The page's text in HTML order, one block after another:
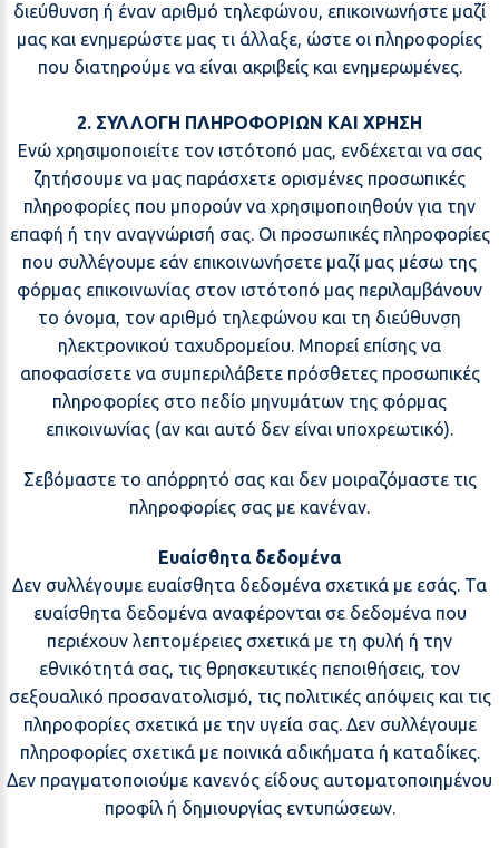
διεύθυνση ή έναν αριθμό τηλεφώνου, επικοινωνήστε μαζί
μας και ενημερώστε μας τι άλλαξε, ώστε οι πληροφορίες
που διατηρούμε να είναι ακριβείς και ενημερωμένες.
2. ΣΥΛΛΟΓΗ ΠΛΗΡΟΦΟΡΙΩΝ ΚΑΙ ΧΡΗΣΗ
Ενώ χρησιμοποιείτε τον ιστότοπό μας, ενδέχεται να σας
ζητήσουμε να μας παράσχετε ορισμένες προσωπικές
πληροφορίες που μπορούν να χρησιμοποιηθούν για την
επαφή ή την αναγνώρισή σας. Οι προσωπικές πληροφορίες
που συλλέγουμε εάν επικοινωνήσετε μαζί μας μέσω της
φόρμας επικοινωνίας στον ιστότοπό μας περιλαμβάνουν
το όνομα, τον αριθμό τηλεφώνου και τη διεύθυνση
ηλεκτρονικού ταχυδρομείου. Μπορεί επίσης να
αποφασίσετε να συμπεριλάβετε πρόσθετες προσωπικές
πληροφορίες στο πεδίο μηνυμάτων της φόρμας
επικοινωνίας (αν και αυτό δεν είναι υποχρεωτικό).
Σεβόμαστε το απόρρητό σας και δεν μοιραζόμαστε τις
πληροφορίες σας με κανέναν.
Ευαίσθητα δεδομένα
Δεν συλλέγουμε ευαίσθητα δεδομένα σχετικά με εσάς. Τα
ευαίσθητα δεδομένα αναφέρονται σε δεδομένα που
περιέχουν λεπτομέρειες σχετικά με τη φυλή ή την
εθνικότητά σας, τις θρησκευτικές πεποιθήσεις, τον
σεξουαλικό προσανατολισμό, τις πολιτικές απόψεις και τις
πληροφορίες σχετικά με την υγεία σας. Δεν συλλέγουμε
πληροφορίες σχετικά με ποινικά αδικήματα ή καταδίκες.
Δεν πραγματοποιούμε κανενός είδους αυτοματοποιημένου
προφίλ ή δημιουργίας εντυπώσεων.